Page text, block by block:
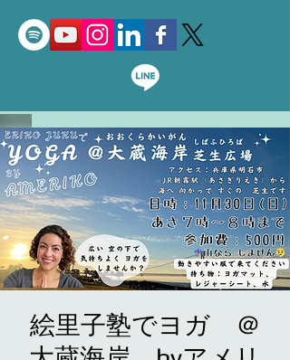
絵里子塾でヨガ ＠